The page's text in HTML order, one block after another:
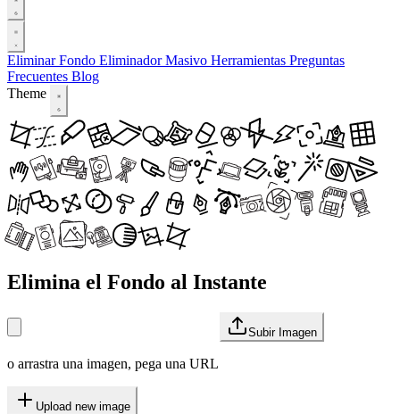
Eliminar Fondo Eliminador Masivo Herramientas Preguntas
Frecuentes Blog
Theme
Elimina el Fondo al Instante
Subir Imagen
o arrastra una imagen, pega una URL
Upload new image